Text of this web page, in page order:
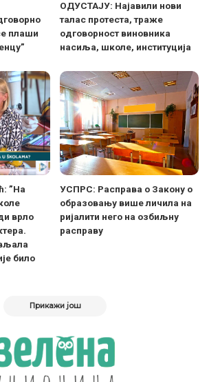
плаши
ОДУСТАЈУ: Најавили нови
талас протеста, траже
одговорност виновника
насиља, школе, институција
”На
врло
било
УСПРС: Расправа о Закону о
образовању више личила на
ријалити него на озбиљну
расправу
Прикажи још